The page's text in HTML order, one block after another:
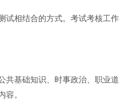
试相结合的方式。考试考核工作
共基础知识、时事政治、职业道
容。